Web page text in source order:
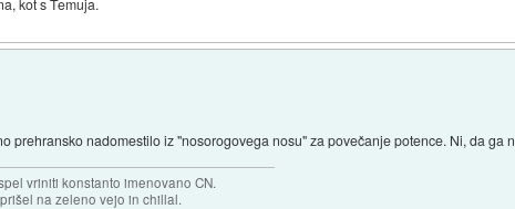
kot s Temuja.
prehransko nadomestilo iz "nosorogovega nosu" za povečanje potence. Ni, da ga
vriniti konstanto imenovano CN.
na zeleno vejo in chillal.